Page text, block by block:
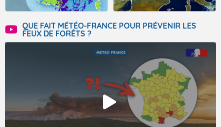
QUE FAIT MÉTÉO-FRANCE POUR PRÉVENIR LES
FEUX DE FORÊTS ?